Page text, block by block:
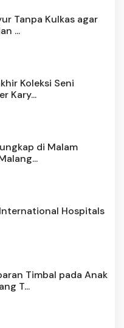
Tanpa Kulkas agar
...
Koleksi Seni
Kary...
di Malam
Hospitals
Timbal pada Anak
T...